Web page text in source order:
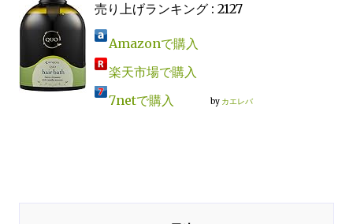
売り上げランキング : 2127
Amazonで購入
楽天市場で購入
7netで購入
by カエレバ